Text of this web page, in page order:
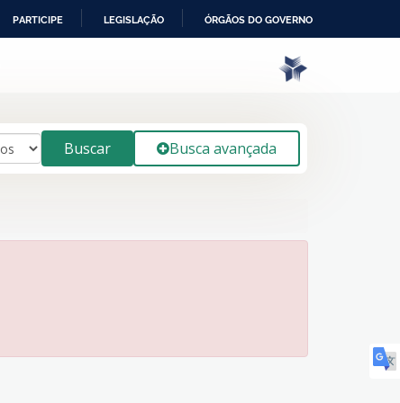
PARTICIPE LEGISLAÇÃO ÓRGÃOS DO GOVERNO
Buscar Busca avançada